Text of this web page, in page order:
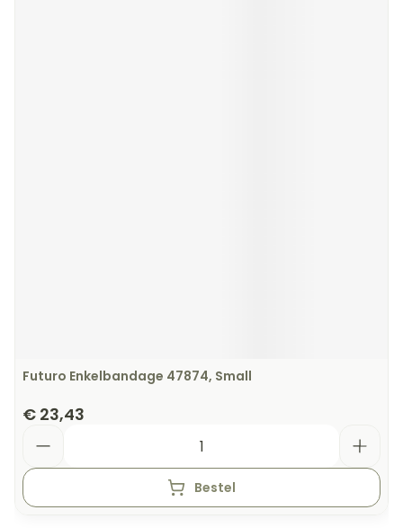
Futuro Enkelbandage 47874, Small
€ 23,43
Bestel